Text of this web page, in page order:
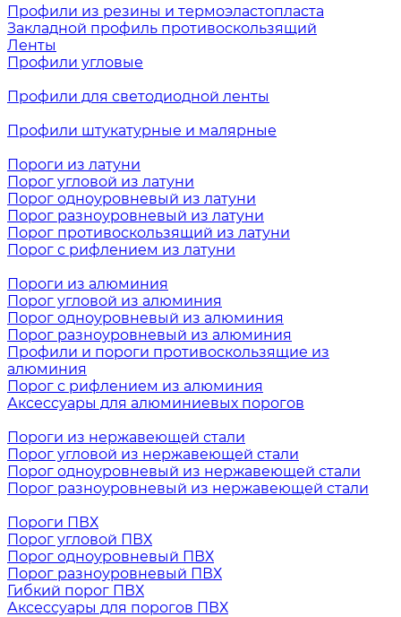
Профили из резины и термоэластопласта
Закладной профиль противоскользящий
Ленты
Профили угловые
Профили для светодиодной ленты
Профили штукатурные и малярные
Пороги из латуни
Порог угловой из латуни
Порог одноуровневый из латуни
Порог разноуровневый из латуни
Порог противоскользящий из латуни
Порог с рифлением из латуни
Пороги из алюминия
Порог угловой из алюминия
Порог одноуровневый из алюминия
Порог разноуровневый из алюминия
Профили и пороги противоскользящие из
алюминия
Порог с рифлением из алюминия
Аксессуары для алюминиевых порогов
Пороги из нержавеющей стали
Порог угловой из нержавеющей стали
Порог одноуровневый из нержавеющей стали
Порог разноуровневый из нержавеющей стали
Пороги ПВХ
Порог угловой ПВХ
Порог одноуровневый ПВХ
Порог разноуровневый ПВХ
Гибкий порог ПВХ
Аксессуары для порогов ПВХ